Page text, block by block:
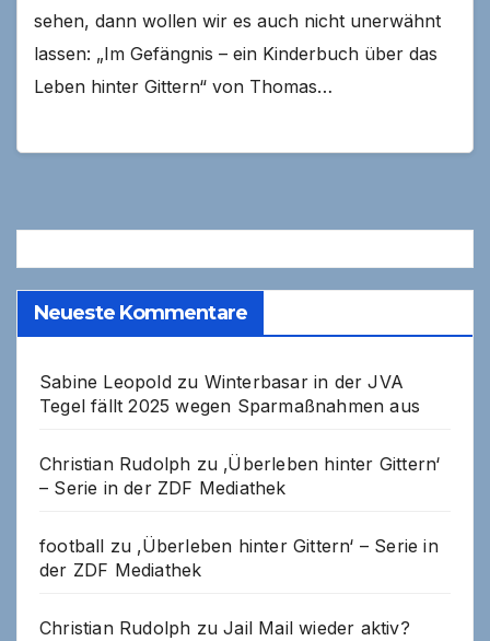
sehen, dann wollen wir es auch nicht unerwähnt
lassen: „Im Gefängnis – ein Kinderbuch über das
Leben hinter Gittern“ von Thomas…
Neueste Kommentare
Sabine Leopoldzu Winterbasar in der JVA
Tegel fällt 2025 wegen Sparmaßnahmen aus
Christian Rudolph zu ‚Überleben hinter Gittern‘
– Serie in der ZDF Mediathek
football zu ‚Überleben hinter Gittern‘ – Serie in
der ZDF Mediathek
Christian Rudolph zuJail Mail wieder aktiv?